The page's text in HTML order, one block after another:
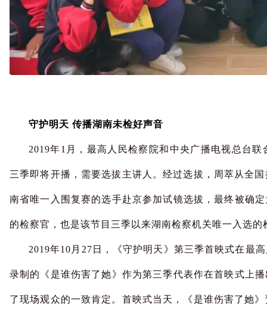
守护明天 传播湖南未检好声音
2019年1月，最高人民检察院和中央广播电视总台
三季即将开播，需要选拔主讲人。经过选拔，周萃从全
南省唯一入围复赛的选手赴京参加试镜选拔，最终被确
的检察官，也是该节目三季以来湖南检察机关唯一入选的
2019年10月27日，《守护明天》第三季首映式在最
录制的《是谁伤害了她》作为第三季代表作在首映式上
了现场观众的一致肯定。首映式当天，《是谁伤害了她